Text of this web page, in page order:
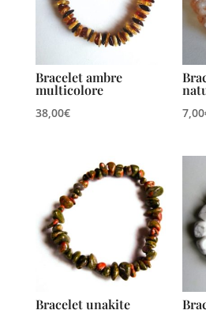
Bracelet ambre
multicolore
38,00€ 7,00
Bracelet unakite